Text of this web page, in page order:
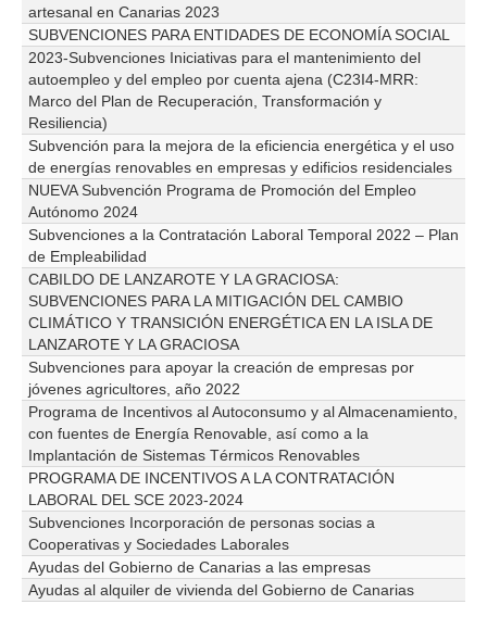
artesanal en Canarias 2023
SUBVENCIONES PARA ENTIDADES DE ECONOMÍA SOCIAL
2023-Subvenciones Iniciativas para el mantenimiento del
autoempleo y del empleo por cuenta ajena (C23I4-MRR:
Marco del Plan de Recuperación, Transformación y
Resiliencia)
Subvención para la mejora de la eficiencia energética y el uso
de energías renovables en empresas y edificios residenciales
NUEVA Subvención Programa de Promoción del Empleo
Autónomo 2024
Subvenciones a la Contratación Laboral Temporal 2022 – Plan
de Empleabilidad
CABILDO DE LANZAROTE Y LA GRACIOSA:
SUBVENCIONES PARA LA MITIGACIÓN DEL CAMBIO
CLIMÁTICO Y TRANSICIÓN ENERGÉTICA EN LA ISLA DE
LANZAROTE Y LA GRACIOSA
Subvenciones para apoyar la creación de empresas por
jóvenes agricultores, año 2022
Programa de Incentivos al Autoconsumo y al Almacenamiento,
con fuentes de Energía Renovable, así como a la
Implantación de Sistemas Térmicos Renovables
PROGRAMA DE INCENTIVOS A LA CONTRATACIÓN
LABORAL DEL SCE 2023-2024
Subvenciones Incorporación de personas socias a
Cooperativas y Sociedades Laborales
Ayudas del Gobierno de Canarias a las empresas
Ayudas al alquiler de vivienda del Gobierno de Canarias